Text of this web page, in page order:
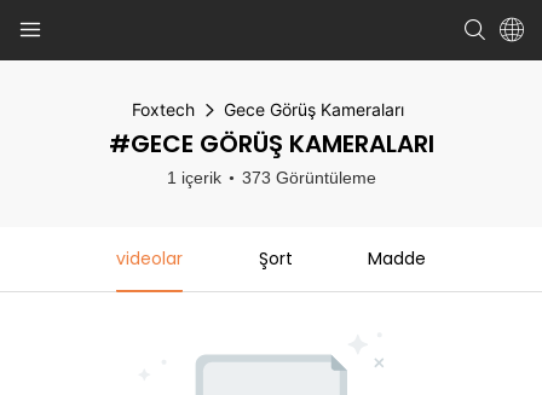
Foxtech Gece Görüş Kameraları
#GECE GÖRÜŞ KAMERALARI
1 içerik 373 Görüntüleme
videolar Şort Madde